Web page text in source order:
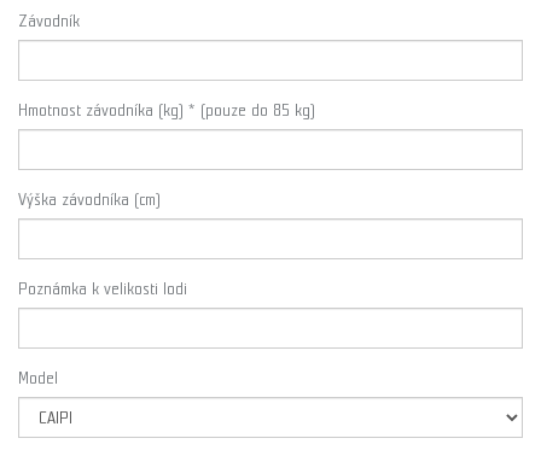
Závodník
Hmotnost závodníka (kg) * (pouze do 85 kg)
Výška závodníka (cm)
Poznámka k velikosti lodi
Model